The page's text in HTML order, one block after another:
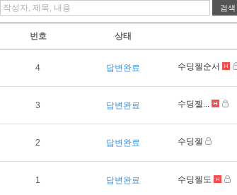
번호 상태
4 답변완료 수딩젤순서
3 답변완료 수딩젤...
2 답변완료 수딩젤
1 답변완료 수딩젤도